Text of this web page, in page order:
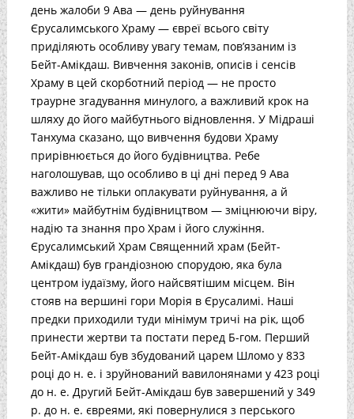
день жалоби 9 Ава — день руйнування
Єрусалимського Храму — євреї всього світу
приділяють особливу увагу темам, пов’язаним із
Бейт-Амікдаш. Вивчення законів, описів і сенсів
Храму в цей скорботний період — не просто
траурне згадування минулого, а важливий крок на
шляху до його майбутнього відновлення. У Мідраші
Танхума сказано, що вивчення будови Храму
прирівнюється до його будівництва. Ребе
наголошував, що особливо в ці дні перед 9 Ава
важливо не тільки оплакувати руйнування, а й
«жити» майбутнім будівництвом — зміцнюючи віру,
надію та знання про Храм і його служіння.
Єрусалимський Храм Священний храм (Бейт-
Амікдаш) був грандіозною спорудою, яка була
центром іудаїзму, його найсвятішим місцем. Він
стояв на вершині гори Морія в Єрусалимі. Наші
предки приходили туди мінімум тричі на рік, щоб
принести жертви та постати перед Б-гом. Перший
Бейт-Амікдаш був збудований царем Шломо у 833
році до н. е. і зруйнований вавилонянами у 423 році
до н. е. Другий Бейт-Амікдаш був завершений у 349
р. до н. е. євреями, які повернулися з перського